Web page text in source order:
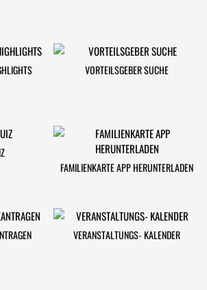
VORTEILSGEBER SUCHE
FAMILIENKARTE APP HERUNTERLADEN
VERANSTALTUNGS- KALENDER